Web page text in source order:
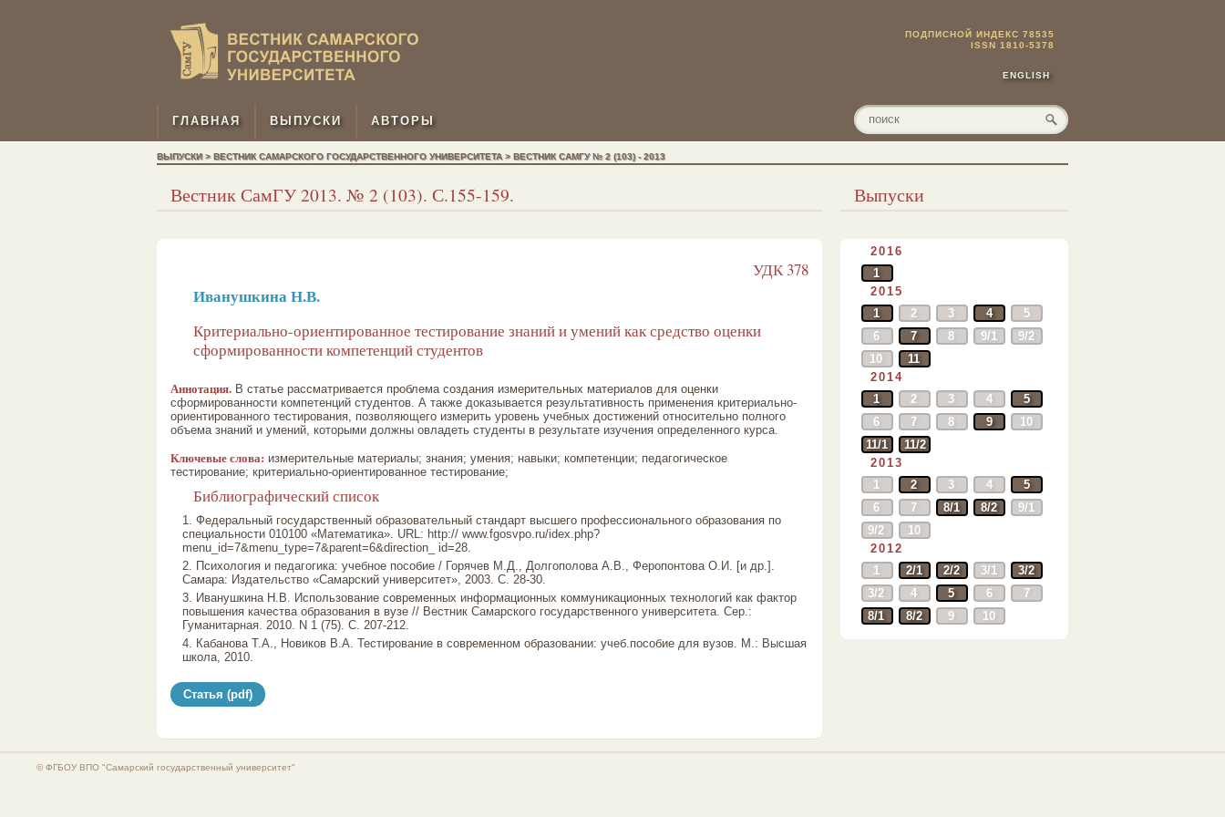
ПОДПИСНОЙ ИНДЕКС 78535
ISSN 1810-5378
ENGLISH
ГЛАВНАЯ ВЫПУСКИ АВТОРЫ
ВЫПУСКИ > ВЕСТНИК САМАРСКОГО ГОСУДАРСТВЕННОГО УНИВЕРСИТЕТА > ВЕСТНИК САМГУ № 2 (103) - 2013
Вестник СамГУ 2013. № 2 (103). С.155-159.
УДК 378
Иванушкина Н.В.
Критериально-ориентированное тестирование знаний и умений как средство оценки
сформированности компетенций студентов
Аннотация. В статье рассматривается проблема создания измерительных материалов для оценки
сформированности компетенций студентов. А также доказывается результативность применения критериально-
ориентированного тестирования, позволяющего измерить уровень учебных достижений относительно полного
объема знаний и умений, которыми должны овладеть студенты в результате изучения определенного курса.
Ключевые слова: измерительные материалы; знания; умения; навыки; компетенции; педагогическое
тестирование; критериально-ориентированное тестирование;
Библиографический список
1. Федеральный государственный образовательный стандарт высшего профессионального образования по
специальности 010100 «Математика». URL: http:// www.fgosvpo.ru/idex.php?
menu_id=7&menu_type=7&parent=6&direction_ id=28.
2. Психология и педагогика: учебное пособие / Горячев М.Д., Долгополова А.В., Феропонтова О.И. [и др.].
Самара: Издательство «Самарский университет», 2003. С. 28-30.
3. Иванушкина Н.В. Использование современных информационных коммуникационных технологий как фактор
повышения качества образования в вузе // Вестник Самарского государственного университета. Сер.:
Гуманитарная. 2010. N 1 (75). С. 207-212.
4. Кабанова Т.А., Новиков В.А. Тестирование в современном образовании: учеб.пособие для вузов. М.: Высшая
школа, 2010.
Статья (pdf)
Выпуски
2016
1
2015
1
2 3 4
5
6
7 8 9/1
9/2
10
11
2014
1
2 3 4
5
6
7 8 9
10
11/1
11/2
2013
1
2 3 4
5
6
7 8/1 8/2
9/1
9/2
10
2012
1
2/1 2/2 3/1
3/2
3/2
4 5 6
7
8/1
8/2 9 10
© ФГБОУ ВПО "Самарский государственный университет"